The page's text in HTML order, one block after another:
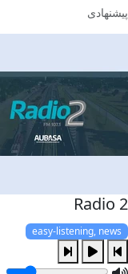
پیشنهادی
Radio 2
easy-listening, news